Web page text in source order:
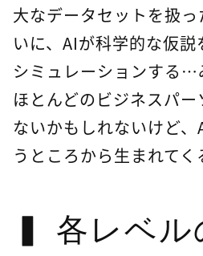
大なデータセットを扱
いに、AIが科学的な仮説
シミュレーションする…
ほとんどのビジネスパ
ないかもしれないけど
うところから生まれてく
各レベル